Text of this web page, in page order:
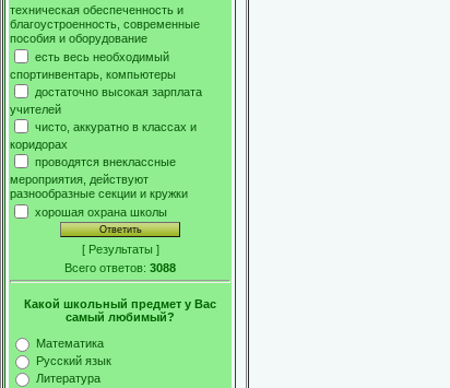
техническая обеспеченность и
благоустроенность, современные
пособия и оборудование
есть весь необходимый
спортинвентарь, компьютеры
достаточно высокая зарплата
учителей
чисто, аккуратно в классах и
коридорах
проводятся внеклассные
мероприятия, действуют
разнообразные секции и кружки
хорошая охрана школы
[ Результаты ]
Всего ответов: 3088
Какой школьный предмет у Вас
самый любимый?
Математика
Русский язык
Литература